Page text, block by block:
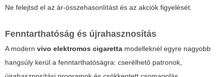
Ne felejtsd el az ár-összehasonlítást és az akciók figyelését.
Fenntarthatóság és újrahasznosítás
A modern vivo elektromos cigaretta modelleknél egyre nagyobb
hangsúly kerül a fenntarthatóságra: cserélhető patronok,